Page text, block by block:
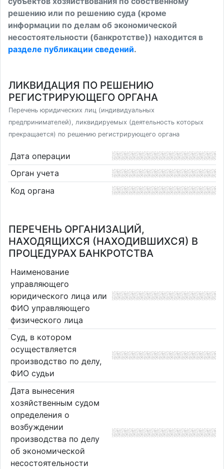
решению или по решению суда (кроме
информации по делам об экономической
несостоятельности (банкротстве)) находится в
разделе публикации сведений.
ЛИКВИДАЦИЯ ПО РЕШЕНИЮ
РЕГИСТРИРУЮЩЕГО ОРГАНА
Перечень юридических лиц (индивидуальных
предпринимателей), ликвидируемых (деятельность которых
прекращается) по решению регистрирующего органа
Дата операции
Орган учета
Код органа
ПЕРЕЧЕНЬ ОРГАНИЗАЦИЙ,
НАХОДЯЩИХСЯ (НАХОДИВШИХСЯ) В
ПРОЦЕДУРАХ БАНКРОТСТВА
Наименование
управляющего
юридического лица или
ФИО управляющего
физического лица
Суд, в котором
осуществляется
производство по делу,
ФИО судьи
Дата вынесения
хозяйственным судом
определения о
возбуждении
производства по делу
об экономической
несостоятельности